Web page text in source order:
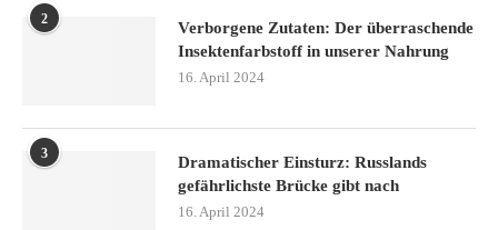
2
Verborgene Zutaten: Der überraschende
Insektenfarbstoff in unserer Nahrung
16. April 2024
3
Dramatischer Einsturz: Russlands
gefährlichste Brücke gibt nach
16. April 2024